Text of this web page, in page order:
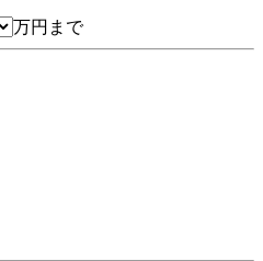
万円まで